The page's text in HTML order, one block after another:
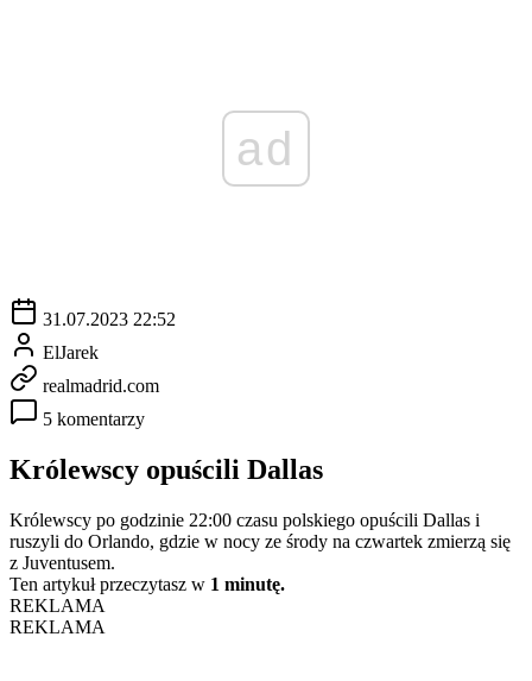
ad
31.07.2023 22:52
ElJarek
realmadrid.com
5 komentarzy
Królewscy opuścili Dallas
Królewscy po godzinie 22:00 czasu polskiego opuścili Dallas i
ruszyli do Orlando, gdzie w nocy ze środy na czwartek zmierzą się
z Juventusem.
Ten artykuł przeczytasz w 1 minutę.
REKLAMA
REKLAMA